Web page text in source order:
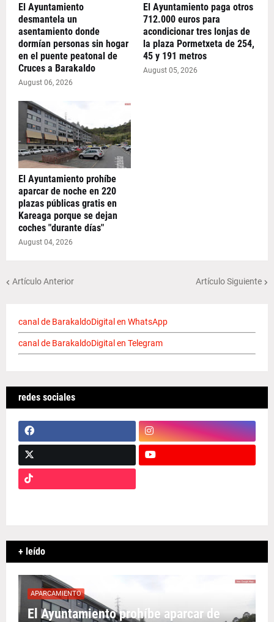
El Ayuntamiento
desmantela un
asentamiento donde
dormían personas sin hogar
en el puente peatonal de
Cruces a Barakaldo
August 06, 2026
El Ayuntamiento paga otros
712.000 euros para
acondicionar tres lonjas de
la plaza Pormetxeta de 254,
45 y 191 metros
August 05, 2026
El Ayuntamiento prohíbe
aparcar de noche en 220
plazas públicas gratis en
Kareaga porque se dejan
coches "durante días"
August 04, 2026
Artículo Anterior Artículo Siguiente
canal de BarakaldoDigital en WhatsApp
canal de BarakaldoDigital en Telegram
redes sociales
+ leído
APARCAMIENTO
El Ayuntamiento prohíbe aparcar de